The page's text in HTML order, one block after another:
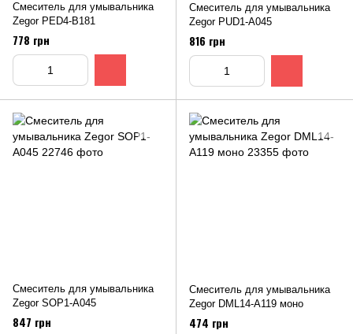
Смеситель для умывальника
Zegor PED4-B181
778 грн
Смеситель для умывальника
Zegor PUD1-A045
816 грн
Смеситель для умывальника
Zegor SOP1-A045
847 грн
Смеситель для умывальника
Zegor DML14-A119 моно
474 грн